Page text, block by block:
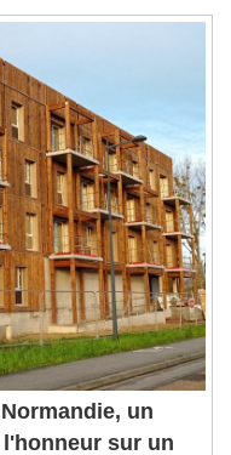
live
subtitles
un